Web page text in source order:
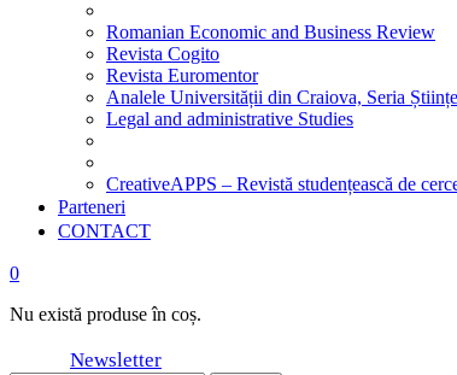
Romanian Economic and Business Review
Revista Cogito
Revista Euromentor
Analele Universității din Craiova, Seria
Legal and administrative Studies
CreativeAPPS – Revistă studențească de
Parteneri
CONTACT
0
Nu există produse în coș.
Newsletter